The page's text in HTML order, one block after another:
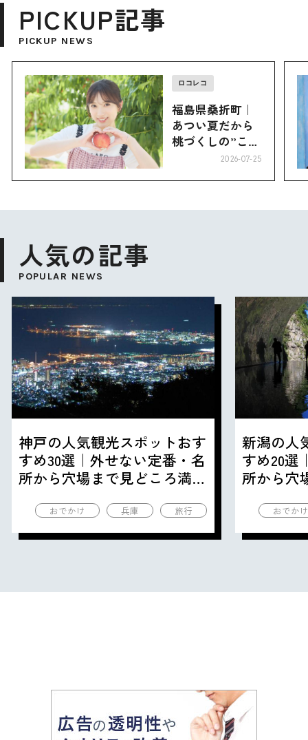
PICKUP記事
PICKUP NEWS
ロコレコ
福島県桑折町｜
あつい夏だから
桃づくしの”こお
2026-07-25
人気の記事
POPULAR NEWS
神戸の人気観光スポットおす
すめ30選｜外せない定番・名
所から穴場まで見どころ満載
おでかけ 兵庫 旅行
新潟の人
すめ20選
所から穴
おでか